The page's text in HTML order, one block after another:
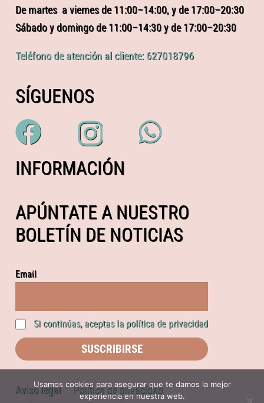
De martes a viernes de 11:00–14:00, y de 17:00–20:30
Sábado y domingo de 11:00–14:30 y de 17:00–20:30
Teléfono de atención al cliente: 627018796
SÍGUENOS
INFORMACIÓN
APÚNTATE A NUESTRO
BOLETÍN DE NOTICIAS
Email
Si continúas, aceptas la política de privacidad
Aviso legal
Política de privacidad
Usamos cookies para asegurar que te damos la mejor
experiencia en nuestra web.